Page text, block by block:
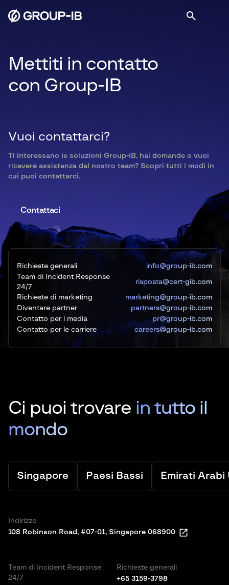
Mettiti in contatto
con Group-IB
Vuoi contattarci?
Ti interessano le soluzioni Group-IB, hai domande o vuoi
ricevere assistenza dal nostro team? Scopri tutti i modi in
cui puoi contattarci.
Contattaci
Richieste generali
info@group-ib.com
Team di Incident Response
24/7
risposta@cert-gib.com
Richieste di marketing
marketing@group-ib.com
Diventare partner
partners@group-ib.com
Contatto per i media
pr@group-ib.com
Contatto per le carriere
careers@group-ib.com
Ci puoi trovare in tutto il
mondo
Singapore Paesi Bassi Emirati Arabi
Indirizzo
108 Robinson Road, #07-01, Singapore 068900
Team di Incident Response
24/7
Richieste generali
+65 3159-3798